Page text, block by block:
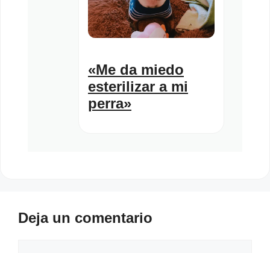
«Me da miedo
esterilizar a mi
perra»
Deja un comentario